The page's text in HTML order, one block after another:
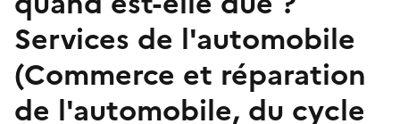
Services de l'automobile
(Commerce et réparation
de l'automobile, du cycle